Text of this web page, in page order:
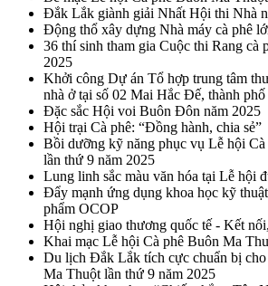
Đắk Lắk giành giải Nhất Hội thi Nhà
Động thổ xây dựng Nhà máy cà phê
36 thí sinh tham gia Cuộc thi Rang cà
2025
Khởi công Dự án Tổ hợp trung tâm
nhà ở tại số 02 Mai Hắc Đế, thành
Đặc sắc Hội voi Buôn Đôn năm 2025
Hội trại Cà phê: “Đồng hành, chia sẻ”
Bồi dưỡng kỹ năng phục vụ Lễ hội
lần thứ 9 năm 2025
Lung linh sắc màu văn hóa tại Lễ hội
Đẩy mạnh ứng dụng khoa học kỹ
phẩm OCOP
Hội nghị giao thương quốc tế - Kết
Khai mạc Lễ hội Cà phê Buôn Ma
Du lịch Đắk Lắk tích cực chuẩn bị
Ma Thuột lần thứ 9 năm 2025